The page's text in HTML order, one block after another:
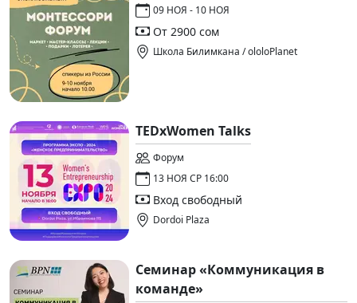
09 НОЯ - 10 НОЯ
От 2900 сом
Школа Билимкана / ololoPlanet
TEDxWomen Talks
Форум
13 НОЯ СР 16:00
Вход свободный
Dordoi Plaza
Cеминар «Коммуникация в
команде»